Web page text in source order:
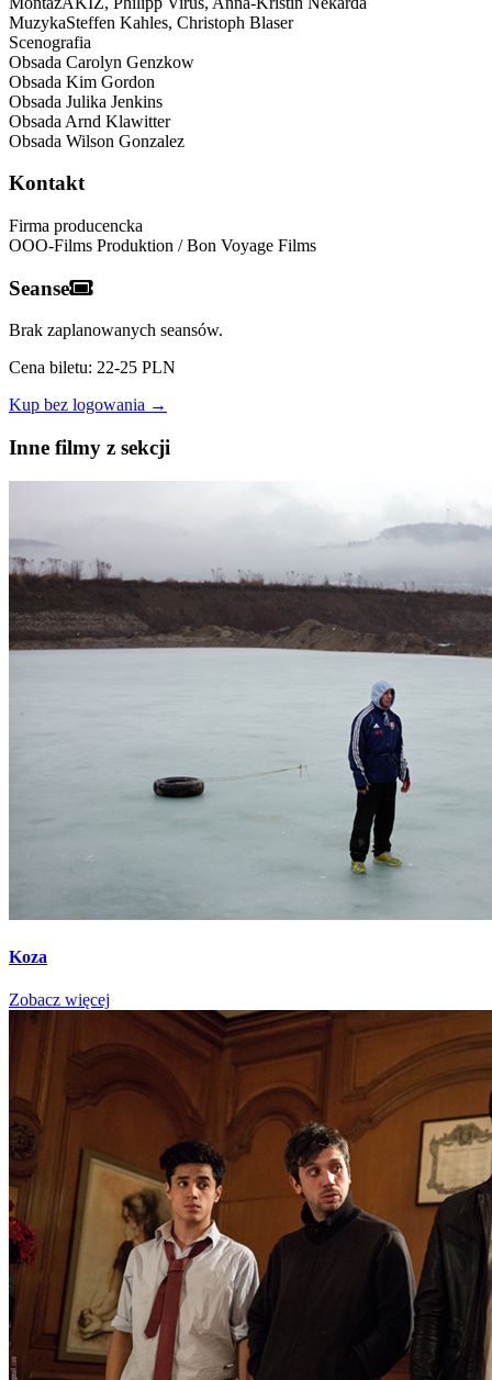
MuzykaSteffen Kahles, Christoph Blaser
Scenografia
Obsada Carolyn Genzkow
Obsada Kim Gordon
Obsada Julika Jenkins
Obsada Arnd Klawitter
Obsada Wilson Gonzalez
Kontakt
Firma producencka
OOO-Films Produktion / Bon Voyage Films
Seanse
Brak zaplanowanych seansów.
Cena biletu: 22-25 PLN
Kup bez logowania →
Inne filmy z sekcji
Koza
Zobacz więcej